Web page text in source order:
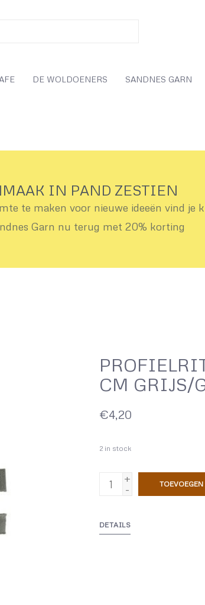
DE WOLDOENERS SANDNES GARN
IN PAND ZESTIEN
te maken voor nieuwe ideeën vind je
Garn nu terug met 20% korting
CM GRIJS/
€4,20
2 in stock
+
-
DETAILS